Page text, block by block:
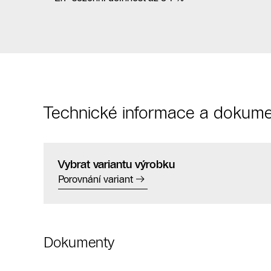
Technické informace a
Vybrat variantu výrobku
Porovnání variant
Dokumenty